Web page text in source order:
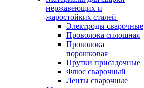
нержавеющих и
жаростойких сталей
Электроды сварочные
Проволока сплошная
Проволока
порошковая
Прутки присадочные
Флюс сварочный
Ленты сварочные